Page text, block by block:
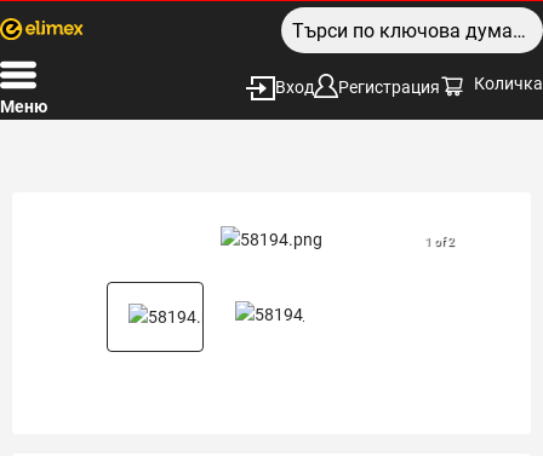
Меню
Вход Регистрация Количка
1 of 2